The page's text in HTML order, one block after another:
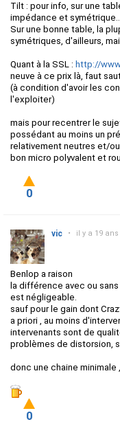
Tilt : pour info, sur une
impédance et
Sur une bonne table, la
symétriques, d'ailleurs,
Quant à la SSL : http://
neuve à ce prix là, faut
(à condition d'avoir les
l'exploiter)
mais pour recentrer le
possédant au moins un
relativement neutres et/
bon micro polyvalent et
0
vic • il y a 19 ans
Benlop a raison
la différence avec ou
est négligeable.
sauf pour le gain dont
a priori , au moins
intervenants sont de
problèmes de distorsion,
donc une chaine minimale
0